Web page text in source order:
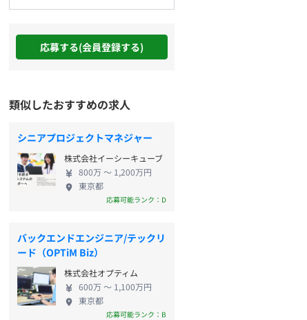
応募する(会員登録する)
類似したおすすめの求人
シニアプロジェクトマネジャー
株式会社イーシーキューブ
800万 〜 1,200万円
東京都
応募可能ランク：D
バックエンドエンジニア/テックリ
ード（OPTiM Biz）
株式会社オプティム
600万 〜 1,100万円
東京都
応募可能ランク：B